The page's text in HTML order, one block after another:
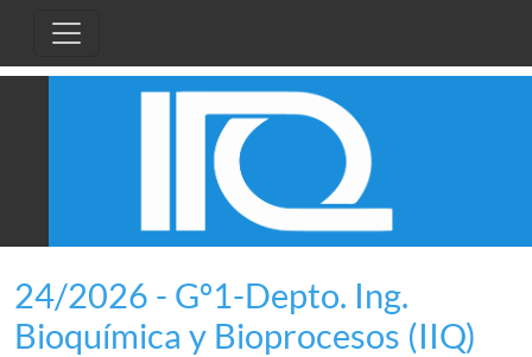
24/2026 - Gº1-Depto. Ing.
Bioquímica y Bioprocesos (IIQ)